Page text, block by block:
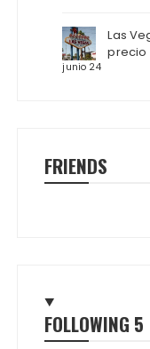
Las
precio
junio 24
FRIENDS
FOLLOWING 5